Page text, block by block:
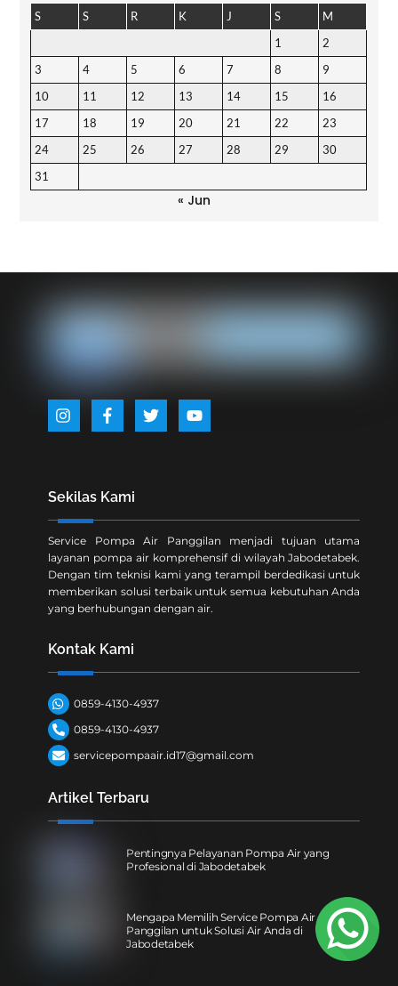
S
S R K J S
M
1
2
3
4 5 6 7 8
9
10
11 12 13 14 15
16
17
18 19 20 21 22
23
24
25 26 27 28 29
30
31
« Jun
To
Icon
Icon
Icon
Icon
Sekilas Kami
Service Pompa Air Panggilan menjadi tujuan utama
layanan pompa air komprehensif di wilayah Jabodetabek.
Dengan tim teknisi kami yang terampil berdedikasi untuk
memberikan solusi terbaik untuk semua kebutuhan Anda
yang berhubungan dengan air.
Kontak Kami
0859-4130-4937
0859-4130-4937
servicepompaair.id17@gmail.com
Artikel Terbaru
Pentingnya Pelayanan Pompa Air yang
Profesional di Jabodetabek
Mengapa Memilih Service Pompa Air
Panggilan untuk Solusi Air Anda di
Jabodetabek